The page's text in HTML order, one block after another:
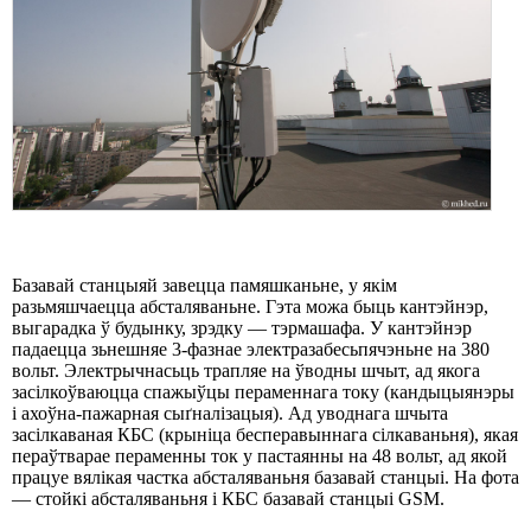
Базавай станцыяй завецца памяшканьне, у якім
разьмяшчаецца абсталяваньне. Гэта можа быць кантэйнэр,
выгарадка ў будынку, зрэдку — тэрмашафа. У кантэйнэр
падаецца зьнешняе 3-фазнае электразабесьпячэньне на 380
вольт. Электрычнасьць трапляе на ўводны шчыт, ад якога
засілкоўваюцца спажыўцы пераменнага току (кандыцыянэры
і ахоўна-пажарная сыґналізацыя). Ад уводнага шчыта
засілкаваная КБС (крыніца бесперавыннага сілкаваньня), якая
пераўтварае пераменны ток у пастаянны на 48 вольт, ад якой
працуе вялікая частка абсталяваньня базавай станцыі. На фота
— стойкі абсталяваньня і КБС базавай станцыі GSM.